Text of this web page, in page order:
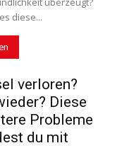
diese...
verloren?
Diese
Probleme
du mit